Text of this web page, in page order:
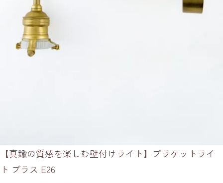
【真鍮の質感を楽しむ壁付けライト】ブラケットライ
ト ブラス E26